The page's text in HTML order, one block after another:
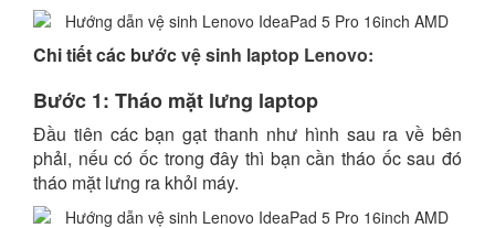
Chi tiết các bướcvệ sinh laptop Lenovo:
Bước 1: Tháo mặt lưng laptop
Đầu tiên các bạn gạt thanh như hình sau ra về bên
phải, nếu có ốc trong đây thì bạn cần tháo ốc sau đó
tháo mặt lưng ra khỏi máy.